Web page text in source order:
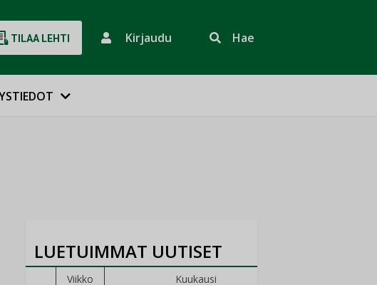
TILAA LEHTI Kirjaudu Hae
LUETUIMMAT UUTISET
Viikko Kuukausi